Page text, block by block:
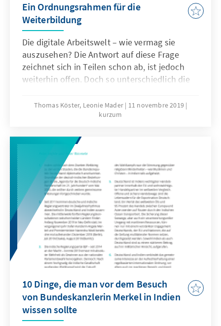
Ein Ordnungsrahmen für die
Weiterbildung
Die digitale Arbeitswelt – wie vermag sie
auszusehen? Die Antwort auf diese Frage
zeichnet sich in Teilen schon ab, ist jedoch
weiterhin offen. Doch so unterschiedlich die
dass eine steigende Bedeutung von
Weiterbildung und lebenslangen Lernens
welche politischen Maßnahmen für mehr
Weiterbildung und Weiterbildungskultur auf
Basis der bisherigen Erkenntnisse sinnvoll
erscheinen. Dabei fungiert die Soziale
Marktwirtschaft als wirtschaftspolitisches
Leitbild.
Thomas Köster, Leonie Mader
11 novembre 2019
kurzum
10 Dinge, die man vor dem Besuch
von Bundeskanzlerin Merkel in Indien
wissen sollte